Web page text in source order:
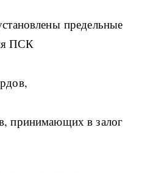
предельные
ПСК
принимающих в залог